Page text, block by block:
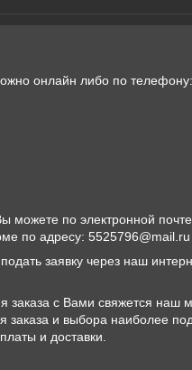
онлайн либо по телефону:
можете по электронной
по адресу: 5525796@mail.ru
заявку через наш
заказа с Вами свяжется наш
заказа и выбора наиболее
и доставки.